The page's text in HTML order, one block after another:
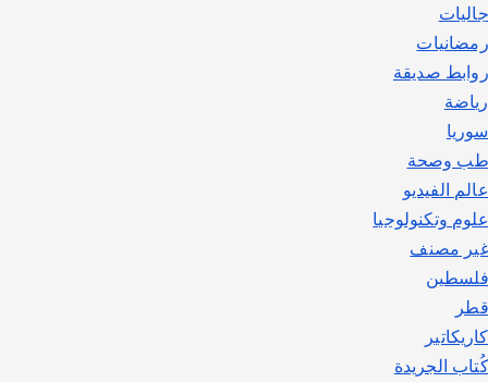
جاليات
رمضانيات
روابط صديقة
رياضة
سوريا
طب وصحة
عالم الفيديو
علوم وتكنولوجيا
غير مصنف
فلسطين
قطر
كاريكاتير
كُتاب الجريدة